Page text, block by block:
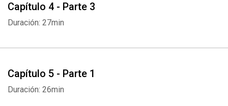
Capítulo 4 - Parte 3
Duración: 27min
Capítulo 5 - Parte 1
Duración: 26min
Whatsapp